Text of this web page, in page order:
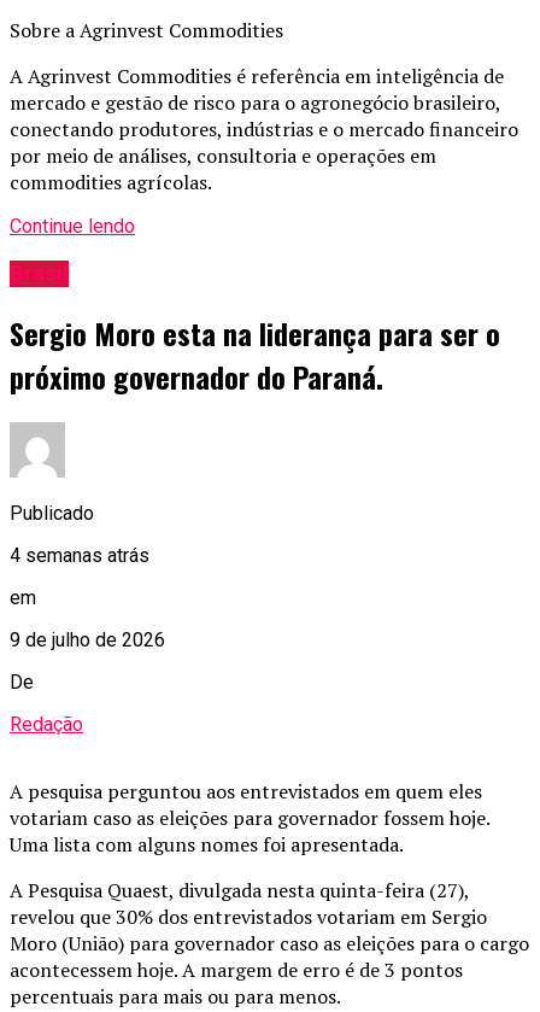
Sobre a Agrinvest Commodities
A Agrinvest Commodities é referência em inteligência de
mercado e gestão de risco para o agronegócio brasileiro,
conectando produtores, indústrias e o mercado financeiro
por meio de análises, consultoria e operações em
commodities agrícolas.
Continue lendo
Brasil
Sergio Moro esta na liderança para ser o
próximo governador do Paraná.
Publicado
4 semanas atrás
em
9 de julho de 2026
De
Redação
A pesquisa perguntou aos entrevistados em quem eles
votariam caso as eleições para governador fossem hoje.
Uma lista com alguns nomes foi apresentada.
A Pesquisa Quaest, divulgada nesta quinta-feira (27),
revelou que 30% dos entrevistados votariam em Sergio
Moro (União) para governador caso as eleições para o cargo
acontecessem hoje. A margem de erro é de 3 pontos
percentuais para mais ou para menos.